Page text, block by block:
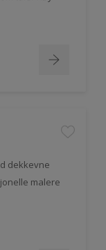
dekkevne
malere